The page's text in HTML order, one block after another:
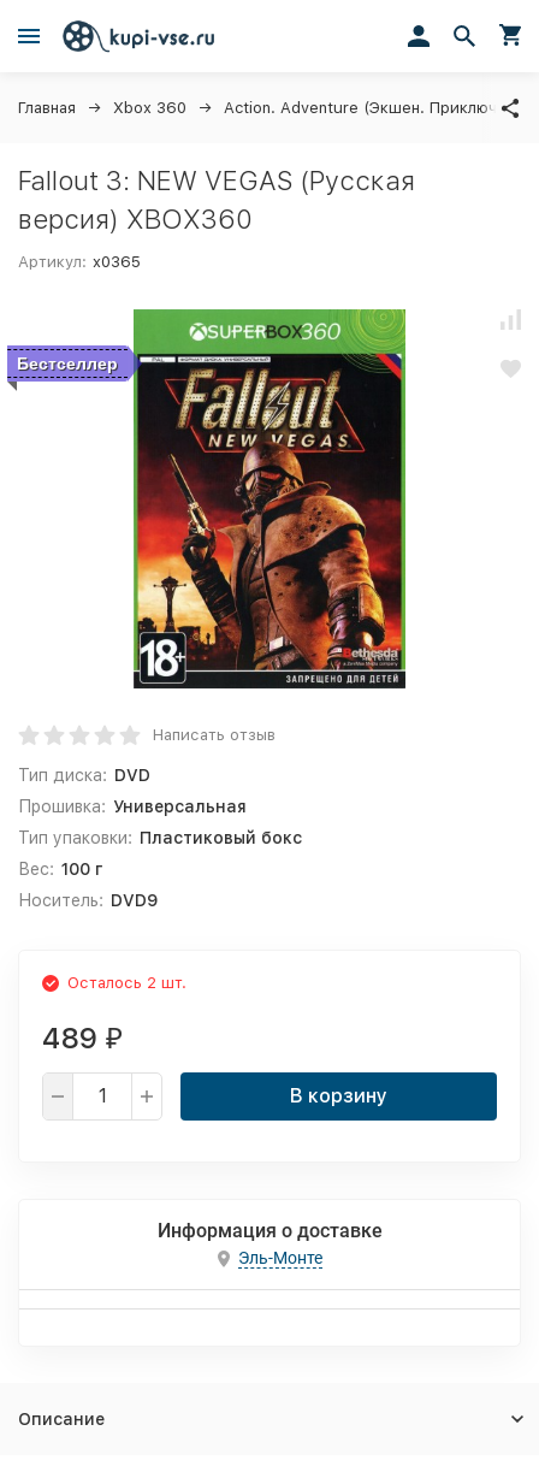
Главная Xbox 360 Action. Adventure (Экшен. Приключения)
Fallout 3: NEW VEGAS (Русская
версия) XBOX360
Артикул: x0365
Бестселлер
Написать отзыв
Тип диска: DVD
Прошивка: Универсальная
Тип упаковки: Пластиковый бокс
Вес: 100 г
Носитель: DVD9
Осталось 2 шт.
489 ₽
В корзину
Информация о доставке
Эль-Монте
Описание